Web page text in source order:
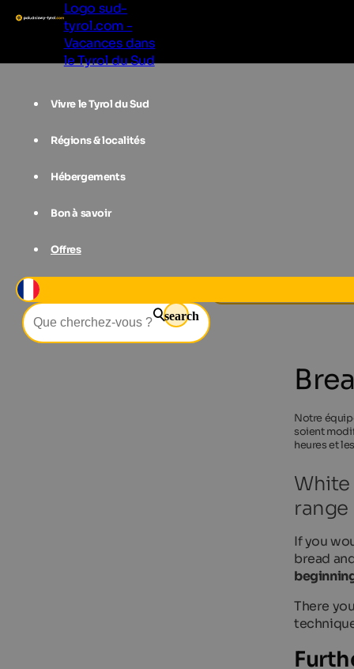
Logo sud-
tyrol.com -
Vacances dans
le Tyrol du Sud
Vivre le Tyrol du Sud
Régions & localités
Hébergements
Bon à savoir
Offres
search
Notre
soient
heures et
White
If you
bread
There